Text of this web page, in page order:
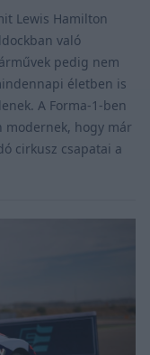
Lewis Hamilton
való
pedig nem
életben is
A Forma-1-ben
modernek, hogy már
cirkusz csapatai a